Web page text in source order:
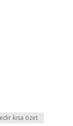
kısa özet